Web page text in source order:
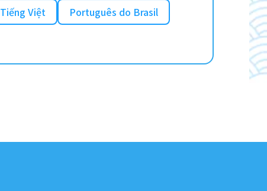
Tiếng Việt
Português do Brasil